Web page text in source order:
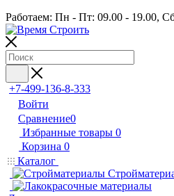
Работаем: Пн - Пт: 09.00 - 19.00,
+7-499-136-8-333
Войти
Сравнение0
Избранные товары 0
Корзина 0
Каталог